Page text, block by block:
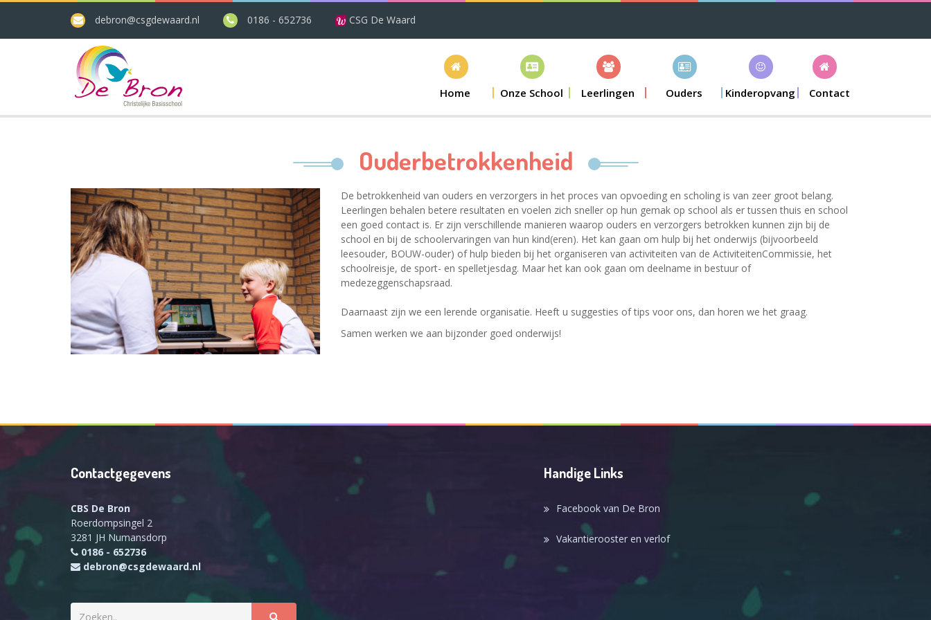
debron@csgdewaard.nl 0186 - 652736 CSG De Waard
Home Onze School Leerlingen Ouders Kinderopvang Contact
Ouderbetrokkenheid
De betrokkenheid van ouders en verzorgers in het proces van opvoeding en scholing is van zeer groot belang.
Leerlingen behalen betere resultaten en voelen zich sneller op hun gemak op school als er tussen thuis en school
een goed contact is. Er zijn verschillende manieren waarop ouders en verzorgers betrokken kunnen zijn bij de
school en bij de schoolervaringen van hun kind(eren). Het kan gaan om hulp bij het onderwijs (bijvoorbeeld
leesouder, BOUW-ouder) of hulp bieden bij het organiseren van activiteiten van de ActiviteitenCommissie, het
schoolreisje, de sport- en spelletjesdag. Maar het kan ook gaan om deelname in bestuur of
medezeggenschapsraad.
Daarnaast zijn we een lerende organisatie. Heeft u suggesties of tips voor ons, dan horen we het graag.
Samen werken we aan bijzonder goed onderwijs!
Contactgegevens
CBS De Bron
Roerdompsingel 2
3281 JH Numansdorp
0186 - 652736
debron@csgdewaard.nl
Handige Links
Facebook van De Bron
Vakantierooster en verlof